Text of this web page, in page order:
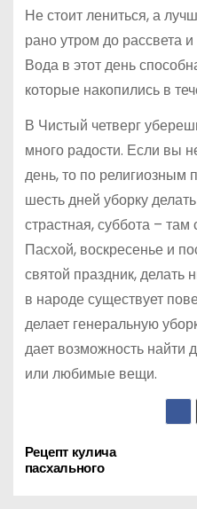
Не стоит лениться, а
рано утром до рассвета
Вода в этот день
которые накопились в
В Чистый четверг
много радости. Если вы
день, то по
шесть дней уборку
страстная, суббота –
Пасхой, воскресенье и
святой праздник, делать
в народе существует
делает генеральную
дает возможность
или любимые вещи.
Н
Рецепт кулича
пасхального